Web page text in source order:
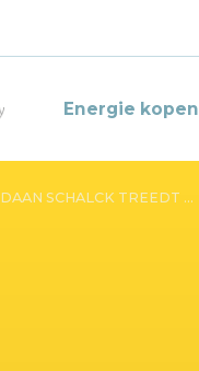
Energie kopen
DAAN SCHALCK TREEDT ...